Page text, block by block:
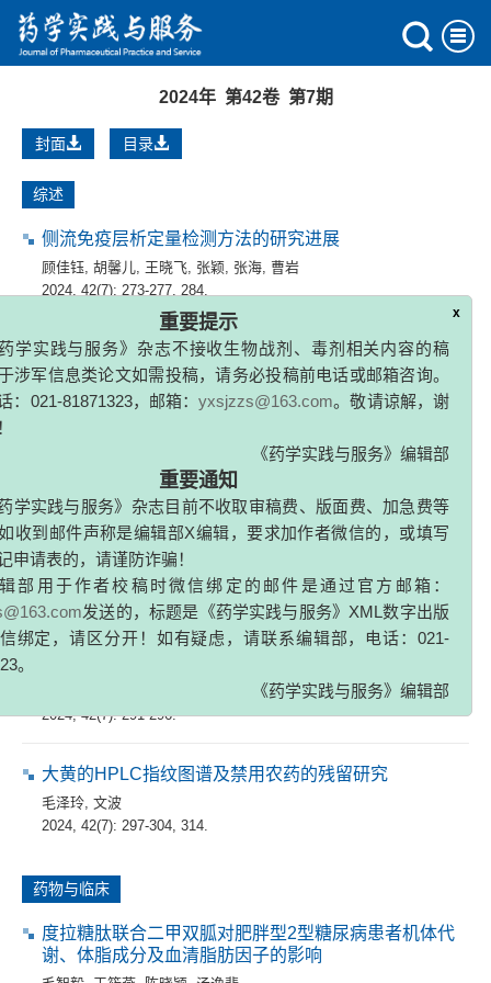
重要提示
学实践与服务》杂志不接收生物战剂、毒剂相关内容的稿
涉军信息类论文如需投稿，请务必投稿前电话或邮箱咨询。
：021-81871323，邮箱：yxsjzzs@163.com
。敬请谅解，谢
《药学实践与服务》编辑部
重要通知
学实践与服务》杂志目前不收取审稿费、版面费、加急费等
收到邮件声称是编辑部X编辑，要求加作者微信的，或填写
申请表的，请谨防诈骗！
部用于作者校稿时微信绑定的邮件是通过官方邮箱：
发送的，标题是《药学实践与服务》XML数字出版
绑定，请区分开！如有疑虑，请联系编辑部，电话：021-
。
《药学实践与服务》编辑部
2024年 第42卷 第7期
封面 目录
综述
侧流免疫层析定量检测方法的研究进展
顾佳钰 胡馨儿 王晓飞 张颖 张海 曹岩
2024, 42(7): 273-277, 284.
钾离子竞争性酸阻滞剂的药学特征研究进展
王耀振,徐灿,吕顺莉,田泾 ,张东炜
2024, 42(7): 278-284.
巴戟天丸组方对Aβ损伤成骨细胞的作用及基于网络药理
学的机制研究
姜涛, 徐卫凡, 蒋益萍,夏天爽
2024, 42(7): 285-290, 296.
全反式维甲酸对肝星状细胞活化及氧化应激的作用和机
韦广旭,王卫星
2024, 42(7): 291-296.
大黄的HPLC指纹图谱及禁用农药的残留研究
毛泽玲 文波
2024, 42(7): 297-304, 314.
药物与临床
度拉糖肽联合二甲双胍对肥胖型2型糖尿病患者机体代
谢、体脂成分及血清脂肪因子的影响